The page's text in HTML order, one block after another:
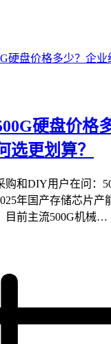
硬盘价格
选更划算？
购和DIY用户在问：
年国产存储芯片产
目前主流500G机械…